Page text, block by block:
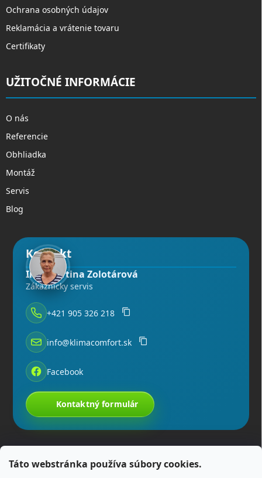
Táto webstránka používa súbory cookies.
Ochrana osobných údajov
Reklamácia a vrátenie tovaru
Certifikaty
UŽITOČNÉ INFORMÁCIE
O nás
Referencie
Obhliadka
Montáž
Servis
Blog
Kontakt
Ing. Martina Zolotárová
Zákaznícky servis
+421 905 326 218
info@klimacomfort.sk
Facebook
Kontaktný formulár